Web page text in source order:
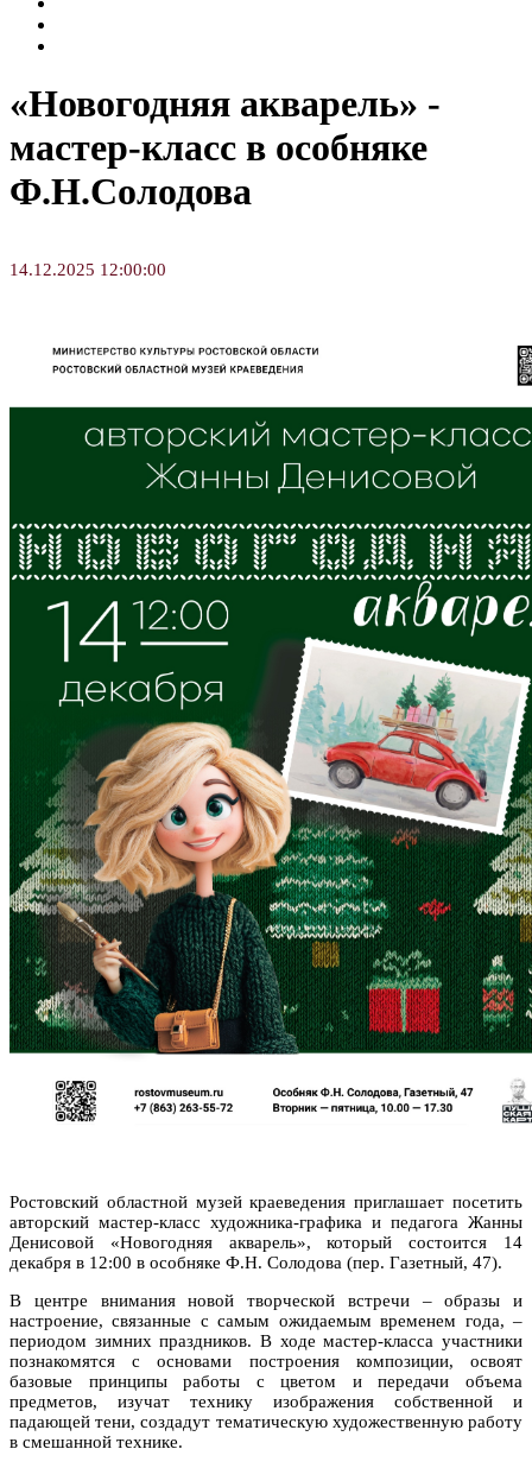
«Новогодняя акварель» -
мастер-класс в особняке
Ф.Н.Солодова
14.12.2025 12:00:00
Ростовский областной музей краеведения приглашает посетить
авторский мастер-класс художника-графика и педагога Жанны
Денисовой «Новогодняя акварель», который состоится 14
декабря в 12:00 в особняке Ф.Н. Солодова (пер. Газетный, 47).
В центре внимания новой творческой встречи – образы и
настроение, связанные с самым ожидаемым временем года, –
периодом зимних праздников. В ходе мастер-класса участники
познакомятся с основами построения композиции, освоят
базовые принципы работы с цветом и передачи объема
предметов, изучат технику изображения собственной и
падающей тени, создадут тематическую художественную работу
в смешанной технике.